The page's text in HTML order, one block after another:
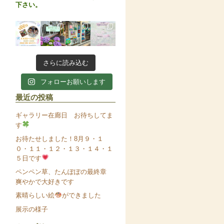
下さい。
さらに読み込む
フォローお願いします
最近の投稿
ギャラリー在廊日 お待ちしてま
す
お待たせしました！8月９・１
０・１１・１２・１３・１４・１
５日です
ペンペン草、たんぽぽの最終章
爽やかで大好きです
素晴らしい絵
ができました
展示の様子